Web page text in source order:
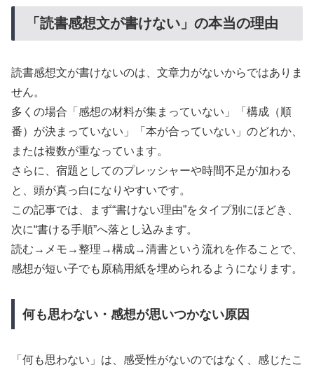
「読書感想文が書けない」の本当の理由
読書感想文が書けないのは、文章力がないからではありま
せん。
多くの場合「感想の材料が集まっていない」「構成（順
番）が決まっていない」「本が合っていない」のどれか、
または複数が重なっています。
さらに、宿題としてのプレッシャーや時間不足が加わる
と、頭が真っ白になりやすいです。
この記事では、まず“書けない理由”をタイプ別にほどき、
次に“書ける手順”へ落とし込みます。
読む→メモ→整理→構成→清書という流れを作ることで、
感想が短い子でも原稿用紙を埋められるようになります。
何も思わない・感想が思いつかない原因
「何も思わない」は、感受性がないのではなく、感じたこ